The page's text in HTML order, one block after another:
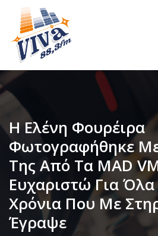
Η Ελένη Φουρέιρα
Φωτογραφήθηκε
Της Από Τα MAD
Ευχαριστώ Για
Χρόνια Που Με
Έγραψε